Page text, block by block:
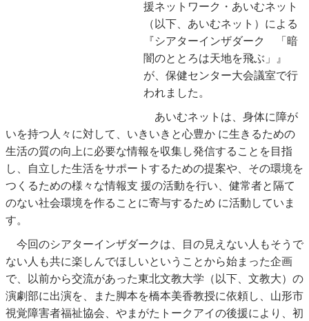
援ネットワーク・あいむネット
（以下、あいむネット）による
『シアターインザダーク 「暗
闇のととろは天地を飛ぶ」』
が、保健センター大会議室で行
われました。
あいむネットは、身体に障が
いを持つ人々に対して、いきいきと心豊か に生きるための
生活の質の向上に必要な情報を収集し発信することを目指
し、自立した生活をサポートするための提案や、その環境を
つくるための様々な情報支 援の活動を行い、健常者と隔て
のない社会環境を作ることに寄与するため に活動していま
す。
今回のシアターインザダークは、目の見えない人もそうで
ない人も共に楽しんでほしいということから始まった企画
で、以前から交流があった東北文教大学（以下、文教大）の
演劇部に出演を、また脚本を橋本美香教授に依頼し、山形市
視覚障害者福祉協会、やまがたトークアイの後援により、初